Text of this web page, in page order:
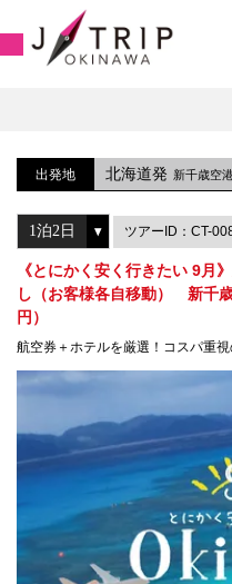
出発地 北海道発 新千歳空
ツアーID：CT-
《とにかく安く行きたい 9月
し（お客様各自移動） 新千
円）
航空券＋ホテルを厳選！コスパ重